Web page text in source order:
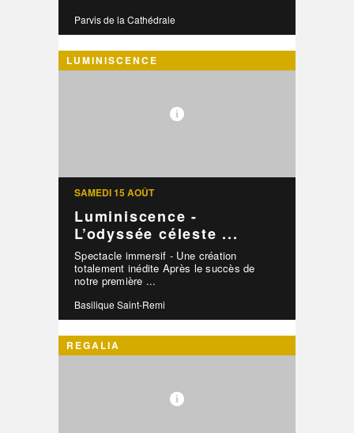
Parvis de la Cathédrale
LUMINISCENCE
SAMEDI 15 AOÛT
Luminiscence -
L’odyssée céleste ...
Spectacle immersif - Une création
totalement inédite Après le succès de
notre première ...
Basilique Saint-Remi
REGALIA